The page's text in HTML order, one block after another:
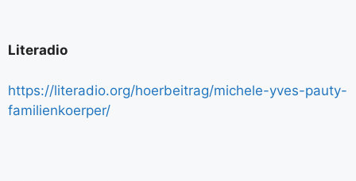
Literadio
https://literadio.org/hoerbeitrag/michele-yves-pauty-
familienkoerper/